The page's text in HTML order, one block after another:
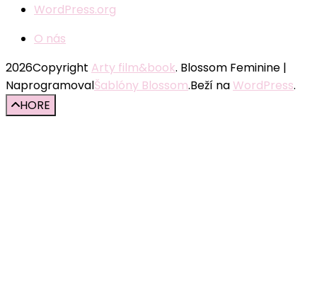
WordPress.org
O nás
2026Copyright Arty film&book. Blossom Feminine |
NaprogramovalŠablóny Blossom.Beží naWordPress.
HORE